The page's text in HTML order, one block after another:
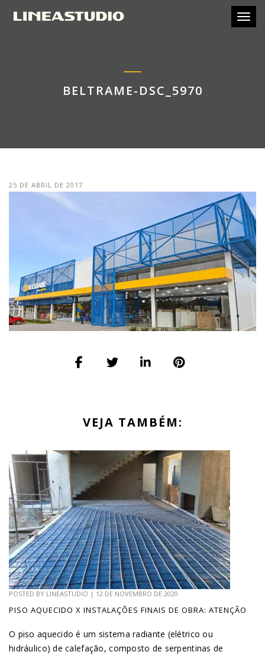
BELTRAME-DSC_5970
25 DE ABRIL DE 2017
VEJA TAMBÉM:
POSTED BY LINEASTUDIO | 12 DE NOVEMBRO DE 2020
PISO AQUECIDO X INSTALAÇÕES FINAIS DE OBRA: ATENÇÃO
O piso aquecido é um sistema radiante (elétrico ou
hidráulico) de calefação, composto de serpentinas de